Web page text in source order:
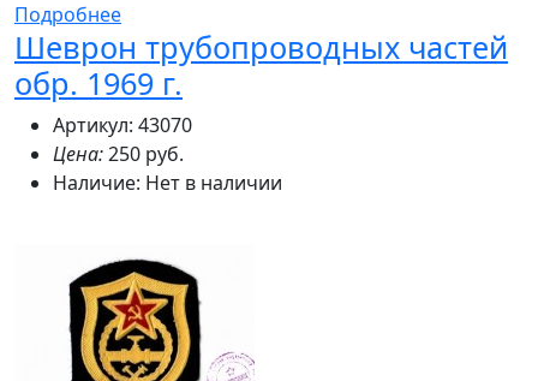
Подробнее
Шеврон трубопроводных частей
обр. 1969 г.
Артикул: 43070
Цена:250 руб.
Наличие: Нет в наличии